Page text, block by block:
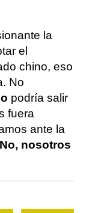
la
el
chino, eso
No
podría salir
fuera
ante la
No, nosotros